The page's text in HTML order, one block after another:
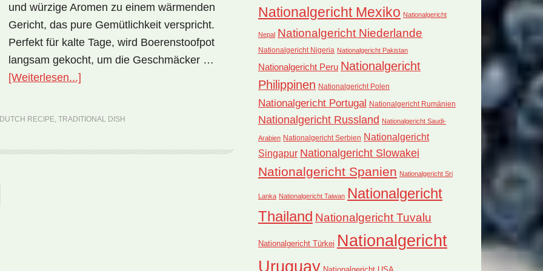
und würzige Aromen zu einem wärmenden
Gericht, das pure Gemütlichkeit verspricht.
Perfekt für kalte Tage, wird Boerenstoofpot
langsam gekocht, um die Geschmäcker …
[Weiterlesen...]
DUTCH RECIPE, TRADITIONAL DISH
Nationalgericht Mexiko Nationalgericht
Nepal Nationalgericht Niederlande
Nationalgericht Nigeria Nationalgericht Pakistan
Nationalgericht Peru Nationalgericht
Philippinen Nationalgericht Polen
Nationalgericht Portugal Nationalgericht Rumänien
Nationalgericht Russland Nationalgericht Saudi-
Arabien Nationalgericht Serbien Nationalgericht
Singapur Nationalgericht Slowakei
Nationalgericht Spanien Nationalgericht Sri
Lanka Nationalgericht Taiwan Nationalgericht
Thailand Nationalgericht Tuvalu
Nationalgericht Türkei Nationalgericht
Uruguay